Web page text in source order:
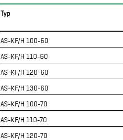
Typ
AS-KF/H 100-60
AS-KF/H 110-60
AS-KF/H 120-60
AS-KF/H 130-60
AS-KF/H 100-70
AS-KF/H 110-70
AS-KF/H 120-70